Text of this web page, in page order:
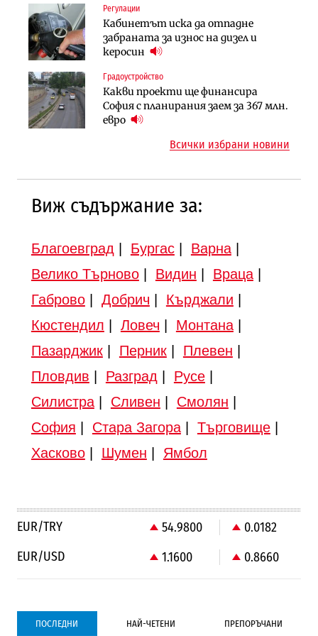
Регулации
Кабинетът иска да отпадне
забраната за износ на дизел и
керосин
Градоустройство
Какви проекти ще финансира
София с планирания заем за 367 млн.
евро
Инфраструктура
АПИ възложи промяната на
парцеларния план за
Търново
Градоустройство
Шест кандидата с интерес към
Финанси
Ипотечното кредитиране в
България продължава да се охлажда
(Графика)
Инфраструктура
Вторият мост над Варненското
езеро става част от бъдещата
магистрала „Черно море“
Всички избрани новини
Виж съдържание за:
Благоевград Бургас| Варна|
Велико Търново| Видин Враца|
Габрово| Добрич Кърджали
Кюстендил
Ловеч Монтана|
Пазарджик| Перник| Плевен
Пловдив
Разград Русе|
Силистра| Сливен Смолян
София
Стара Загора| Търговище|
Хасково| Шумен Ямбол
EUR/TRY 54.9800
0.0182
EUR/USD
1.1600 0.8660
ПОСЛЕДНИ НАЙ-ЧЕТЕНИ ПРЕПОРЪЧАНИ